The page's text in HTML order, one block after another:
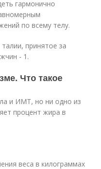
гармонично
по всему телу.
принятое за
- 1.
Что такое
и ИМТ, но ни одно из
процент жира в
веса в килограммах